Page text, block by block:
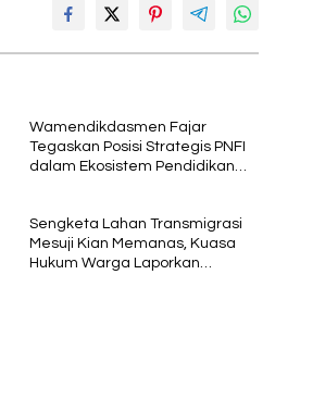
Wamendikdasmen Fajar
Tegaskan Posisi Strategis PNFI
dalam Ekosistem Pendidikan
Sengketa Lahan Transmigrasi
Mesuji Kian Memanas, Kuasa
Hukum Warga Laporkan